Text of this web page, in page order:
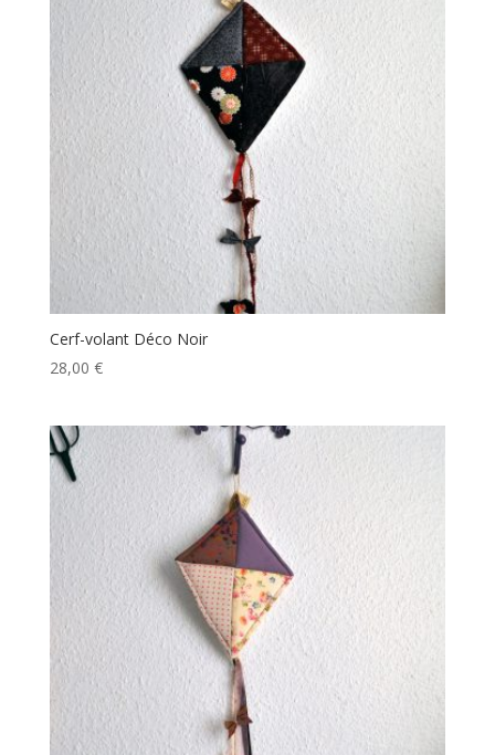
Cerf-volant Déco Noir
28,00 €